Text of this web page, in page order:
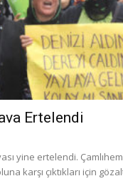
Ertelendi
yine ertelendi.
karşı çıktıkları için